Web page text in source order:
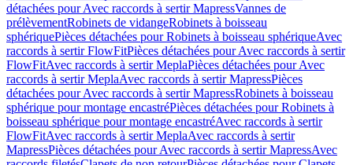
détachées pour Avec raccords à sertir MapressVannes de
prélèvementRobinets de vidangeRobinets à boisseau
sphériquePièces détachées pour Robinets à boisseau sphériqueAvec
raccords à sertir FlowFitPièces détachées pour Avec raccords à sertir
FlowFitAvec raccords à sertir MeplaPièces détachées pour Avec
raccords à sertir MeplaAvec raccords à sertir MapressPièces
détachées pour Avec raccords à sertir MapressRobinets à boisseau
sphérique pour montage encastréPièces détachées pour Robinets à
boisseau sphérique pour montage encastréAvec raccords à sertir
FlowFitAvec raccords à sertir MeplaAvec raccords à sertir
MapressPièces détachées pour Avec raccords à sertir MapressAvec